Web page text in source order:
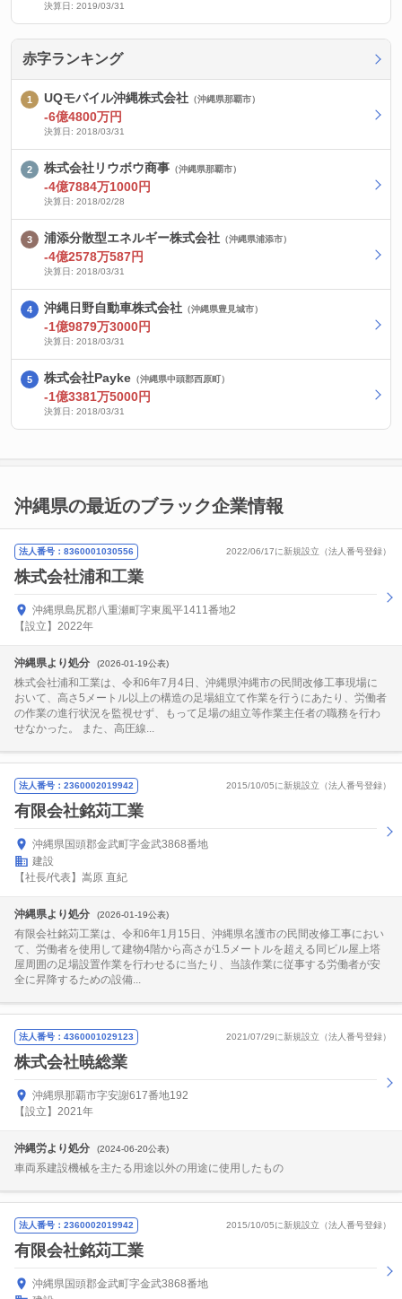
決算日: 2019/03/31
赤字ランキング
UQモバイル沖縄株式会社 （沖縄県那覇市）
-6億4800万円
決算日: 2018/03/31
株式会社リウボウ商事 （沖縄県那覇市）
-4億7884万1000円
決算日: 2018/02/28
浦添分散型エネルギー株式会社 （沖縄県浦添市）
-4億2578万587円
決算日: 2018/03/31
沖縄日野自動車株式会社 （沖縄県豊見城市）
-1億9879万3000円
決算日: 2018/03/31
株式会社Payke （沖縄県中頭郡西原町）
-1億3381万5000円
決算日: 2018/03/31
沖縄県の最近のブラック企業情報
法人番号：8360001030556 2022/06/17に新規設立（法人番号登録）
株式会社浦和工業
沖縄県島尻郡八重瀬町字東風平1411番地2
【設立】2022年
沖縄県より処分 (2026-01-19公表)
株式会社浦和工業は、令和6年7月4日、沖縄県沖縄市の民間改修工事現場に
おいて、高さ5メートル以上の構造の足場組立て作業を行うにあたり、労働者
の作業の進行状況を監視せず、もって足場の組立等作業主任者の職務を行わ
せなかった。 また、高圧線...
法人番号：2360002019942 2015/10/05に新規設立（法人番号登録）
有限会社銘苅工業
沖縄県国頭郡金武町字金武3868番地
建設
【社長/代表】嵩原 直紀
沖縄県より処分 (2026-01-19公表)
有限会社銘苅工業は、令和6年1月15日、沖縄県名護市の民間改修工事におい
て、労働者を使用して建物4階から高さが1.5メートルを超える同ビル屋上塔
屋周囲の足場設置作業を行わせるに当たり、当該作業に従事する労働者が安
全に昇降するための設備...
法人番号：4360001029123 2021/07/29に新規設立（法人番号登録）
株式会社暁総業
沖縄県那覇市字安謝617番地192
【設立】2021年
沖縄労より処分 (2024-06-20公表)
車両系建設機械を主たる用途以外の用途に使用したもの
法人番号：2360002019942 2015/10/05に新規設立（法人番号登録）
有限会社銘苅工業
沖縄県国頭郡金武町字金武3868番地